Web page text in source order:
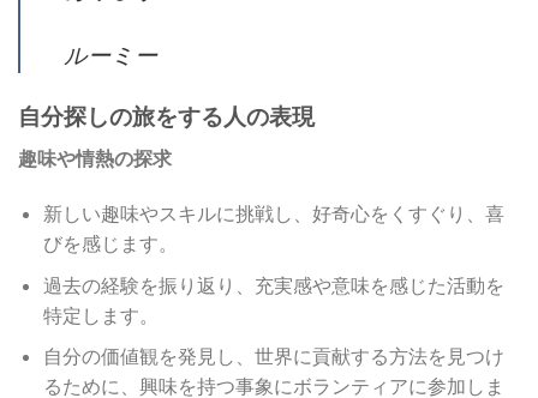
ルーミー
自分探しの旅をする人の表現
趣味や情熱の探求
新しい趣味やスキルに挑戦し、好奇心をくすぐり、喜
びを感じます。
過去の経験を振り返り、充実感や意味を感じた活動を
特定します。
自分の価値観を発見し、世界に貢献する方法を見つけ
るために、興味を持つ事象にボランティアに参加しま